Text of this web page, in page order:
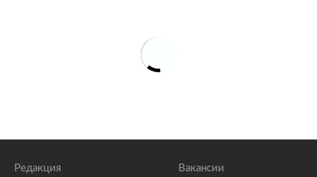
Дочь Навки и Пескова выиграла турнир по
Редакция Вакансии